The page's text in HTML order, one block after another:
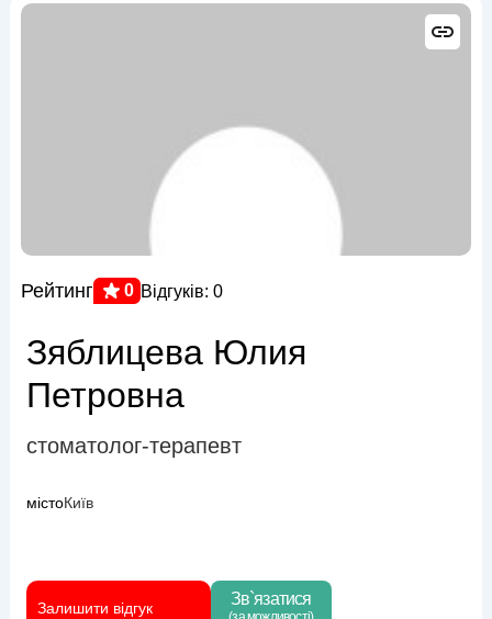
Рейтинг 0 Відгуків: 0
Зяблицева Юлия
Петровна
стоматолог-терапевт
містоКиїв
Залишити відгук Зв`язатися